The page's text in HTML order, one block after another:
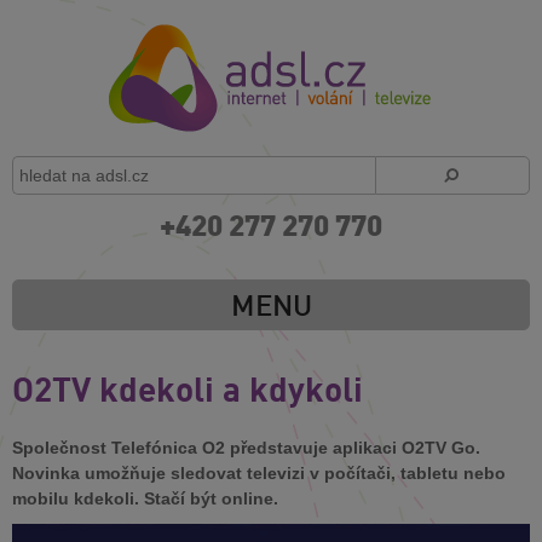
+420 277 270 770
MENU
O2TV kdekoli a kdykoli
Společnost Telefónica O2 představuje aplikaci O2TV Go.
Novinka umožňuje sledovat televizi v počítači, tabletu nebo
mobilu kdekoli. Stačí být online.